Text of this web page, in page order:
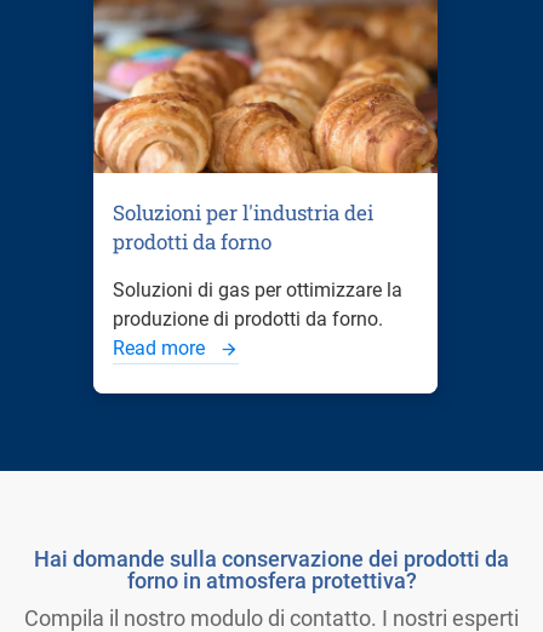
Soluzioni per l'industria dei
prodotti da forno
Soluzioni di gas per ottimizzare la
produzione di prodotti da forno.
Read more
Hai domande sulla conservazione dei prodotti da
forno in atmosfera protettiva?
Compila il nostro modulo di contatto. I nostri esperti